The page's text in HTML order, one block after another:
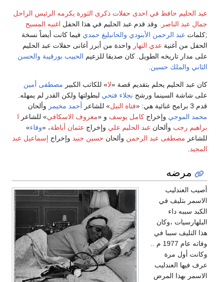
عبد الحليم حافظ في احدى حفلات ذكرى الثورة يكرمه الرئيس الراحل
جمال عبد الناصر.
وقد قدم عبد الحليم في هذا الحفل اغنيه المسيح
;كلمات عبد الرحمن الأبنودي والحانبليغ حمدي فيما كانت أيضاً نسخة
الحفل من أغنية عدي النهار واحدة من أبرز أغانى حفلات عبد الحليم
على مدار تاريخه الطويل. كان صديقا للزعيم الحبيب بورقيبة والحسن
الثاني والملك حسين
كان عبد الحليم يحلم بتقديم قصة «لا» للكاتب الكبير مصطفى أمين
على شاشة السينما ورشح نجلاء فتحي لبطولتها ولكن القدر لم يمهله.
قدم 3 برامج غنائية هي: «
فتاة النيل» للشاعر أحمد مخيمر وألحان
محمد الموجي وإخراج كامل يوسف و «معروف الاسكافي» للشاعر ا
براهيم رجب وألحان عبد الحليم علي وإخراج عثمان أباظة، «وفاء»
للشاعر مصطفى عبد الرحمن وألحان حسين جنيد وإخراج إسماعيل عبد
المجيد
مرضه
أصيب العندليب
الاسمر بتليف في
الكبد سببه داء
البلهارسيات ،وكان
هذا التليف سببا في
وفاته عام 1977 م ..
وكانت أول مرة
عرف فيها العندليب
الاسمر بهذا المرض